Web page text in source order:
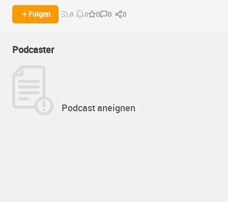
Folgen 0 0 0 0 0
Podcaster
Podcast aneignen